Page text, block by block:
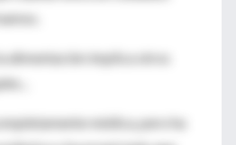
alimentación implica otros
médica, pero ha